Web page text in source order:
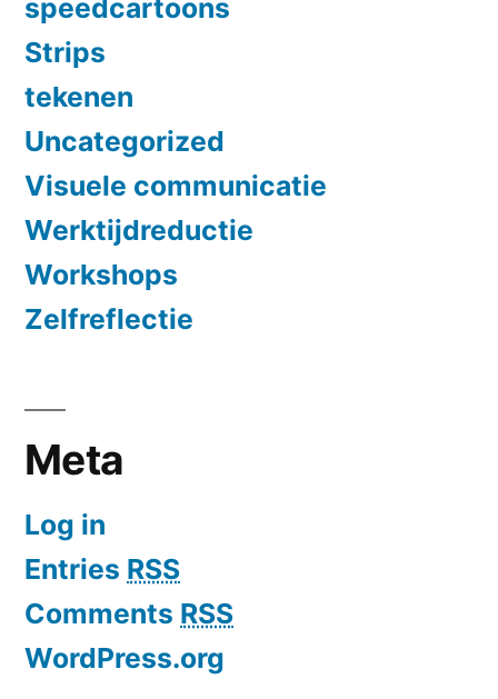
speedcartoons
Strips
tekenen
Uncategorized
Visuele communicatie
Werktijdreductie
Workshops
Zelfreflectie
Meta
Log in
Entries RSS
Comments RSS
WordPress.org